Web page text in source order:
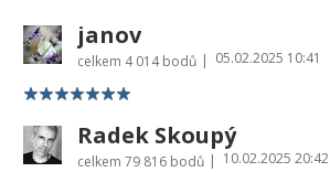
janov
celkem 4 014 bodů | 05.02.2025 10:41
Radek Skoupý
celkem 79 816 bodů | 10.02.2025 20:42